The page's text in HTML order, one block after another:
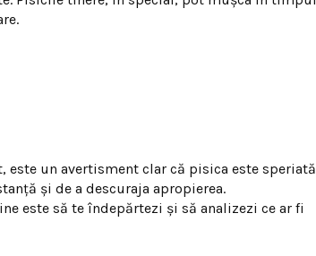
un avertisment clar că pisica este speriată
și de a descuraja apropierea.
este să te îndepărtezi și să analizezi ce ar fi